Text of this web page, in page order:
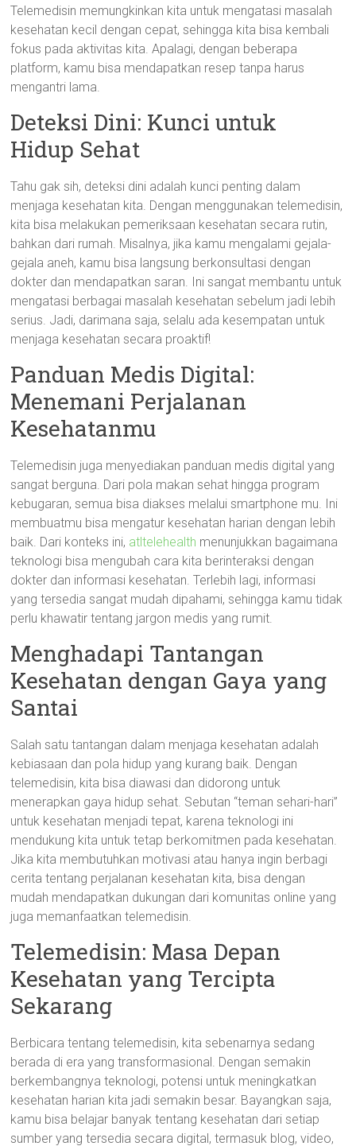
Telemedisin memungkinkan kita untuk mengatasi masalah
kesehatan kecil dengan cepat, sehingga kita bisa kembali
fokus pada aktivitas kita. Apalagi, dengan beberapa
platform, kamu bisa mendapatkan resep tanpa harus
mengantri lama.
Deteksi Dini: Kunci untuk
Hidup Sehat
Tahu gak sih, deteksi dini adalah kunci penting dalam
menjaga kesehatan kita. Dengan menggunakan telemedisin,
kita bisa melakukan pemeriksaan kesehatan secara rutin,
bahkan dari rumah. Misalnya, jika kamu mengalami gejala-
gejala aneh, kamu bisa langsung berkonsultasi dengan
dokter dan mendapatkan saran. Ini sangat membantu untuk
mengatasi berbagai masalah kesehatan sebelum jadi lebih
serius. Jadi, darimana saja, selalu ada kesempatan untuk
menjaga kesehatan secara proaktif!
Panduan Medis Digital:
Menemani Perjalanan
Kesehatanmu
Telemedisin juga menyediakan panduan medis digital yang
sangat berguna. Dari pola makan sehat hingga program
kebugaran, semua bisa diakses melalui smartphone mu. Ini
membuatmu bisa mengatur kesehatan harian dengan lebih
baik. Dari konteks ini, atltelehealth menunjukkan bagaimana
teknologi bisa mengubah cara kita berinteraksi dengan
dokter dan informasi kesehatan. Terlebih lagi, informasi
yang tersedia sangat mudah dipahami, sehingga kamu tidak
perlu khawatir tentang jargon medis yang rumit.
Menghadapi Tantangan
Kesehatan dengan Gaya yang
Santai
Salah satu tantangan dalam menjaga kesehatan adalah
kebiasaan dan pola hidup yang kurang baik. Dengan
telemedisin, kita bisa diawasi dan didorong untuk
menerapkan gaya hidup sehat. Sebutan “teman sehari-hari”
untuk kesehatan menjadi tepat, karena teknologi ini
mendukung kita untuk tetap berkomitmen pada kesehatan.
Jika kita membutuhkan motivasi atau hanya ingin berbagi
cerita tentang perjalanan kesehatan kita, bisa dengan
mudah mendapatkan dukungan dari komunitas online yang
juga memanfaatkan telemedisin.
Telemedisin: Masa Depan
Kesehatan yang Tercipta
Sekarang
Berbicara tentang telemedisin, kita sebenarnya sedang
berada di era yang transformasional. Dengan semakin
berkembangnya teknologi, potensi untuk meningkatkan
kesehatan harian kita jadi semakin besar. Bayangkan saja,
kamu bisa belajar banyak tentang kesehatan dari setiap
sumber yang tersedia secara digital, termasuk blog, video,